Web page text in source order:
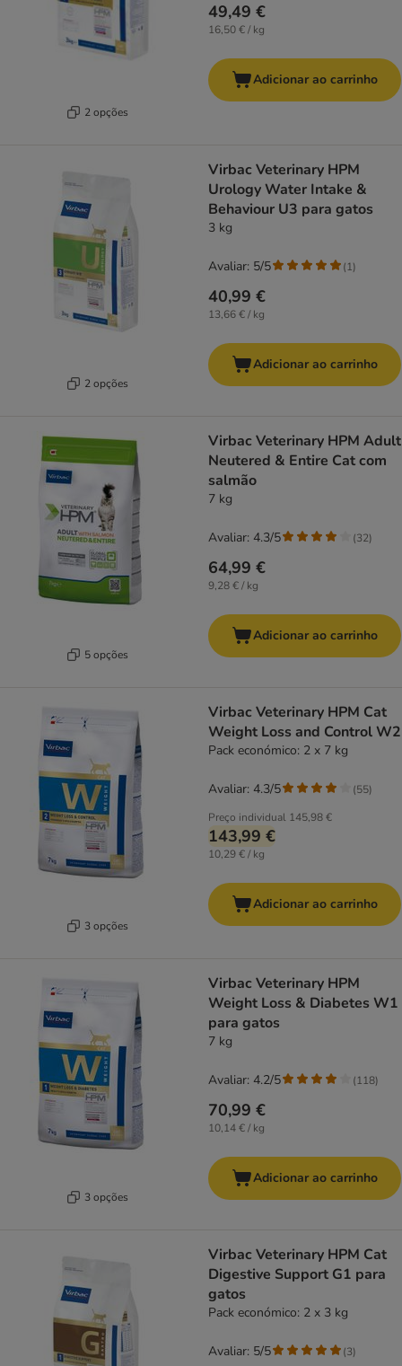
2 opções
49,49 €
16,50 € / kg
Adicionar ao carrinho
2 opções
Virbac Veterinary HPM
Urology Water Intake &
Behaviour U3 para gatos
3 kg
40,99 €
13,66 € / kg
Avaliar: 5/5 (1)
Adicionar ao carrinho
5 opções
Virbac Veterinary HPM Adult
Neutered & Entire Cat com
salmão
7 kg
64,99 €
9,28 € / kg
Avaliar: 4.3/5 (32)
Adicionar ao carrinho
3 opções
Virbac Veterinary HPM Cat
Weight Loss and Control W2
Pack económico: 2 x 7 kg
Preço individual 145,98 €
143,99 €
10,29 € / kg
Avaliar: 4.3/5 (55)
Adicionar ao carrinho
3 opções
Virbac Veterinary HPM
Weight Loss & Diabetes W1
para gatos
7 kg
70,99 €
10,14 € / kg
Avaliar: 4.2/5 (118)
Adicionar ao carrinho
Virbac Veterinary HPM Cat
Digestive Support G1 para
gatos
Pack económico: 2 x 3 kg
Avaliar: 5/5 (3)